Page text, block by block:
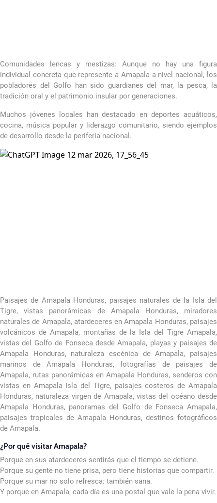
Comunidades lencas y mestizas: Aunque no hay una figura
individual concreta que represente a Amapala a nivel nacional, los
pobladores del Golfo han sido guardianes del mar, la pesca, la
tradición oral y el patrimonio insular por generaciones.
Muchos jóvenes locales han destacado en deportes acuáticos,
cocina, música popular y liderazgo comunitario, siendo ejemplos
de desarrollo desde la periferia nacional.
Paisajes de Amapala Honduras, paisajes naturales de la Isla del
Tigre, vistas panorámicas de Amapala Honduras, miradores
naturales de Amapala, atardeceres en Amapala Honduras, paisajes
volcánicos de Amapala, montañas de la Isla del Tigre Amapala,
vistas del Golfo de Fonseca desde Amapala, playas y paisajes de
Amapala Honduras, naturaleza escénica de Amapala, paisajes
marinos de Amapala Honduras, fotografías de paisajes de
Amapala, rutas panorámicas en Amapala Honduras, senderos con
vistas en Amapala Isla del Tigre, paisajes costeros de Amapala
Honduras, naturaleza virgen de Amapala, vistas del océano desde
Amapala Honduras, panoramas del Golfo de Fonseca Amapala,
paisajes tropicales de Amapala Honduras, destinos fotográficos
de Amapala.
¿Por qué visitar Amapala?
Porque en sus atardeceres sentirás que el tiempo se detiene.
Porque su gente no tiene prisa, pero tiene historias que compartir.
Porque su mar no solo refresca: también sana.
Y porque en Amapala, cada día es una postal que vale la pena vivir.